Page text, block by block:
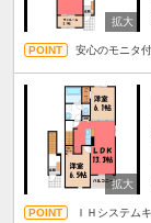
安心のモニタ
ＩＨシステム